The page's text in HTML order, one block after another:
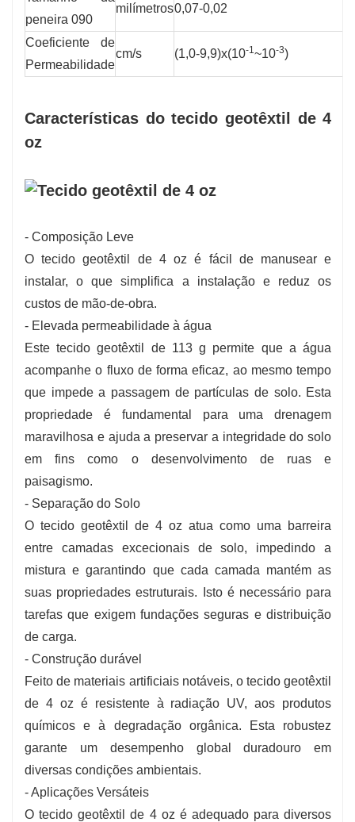
peneira 090
milímetros0,07-0,02
Coeficiente de
Permeabilidade
cm/s (1,0-9,9)x(10-1 ~10-3)
Características do tecido geotêxtil de 4
oz
- Composição Leve
O tecido geotêxtil de 4 oz é fácil de manusear e
instalar, o que simplifica a instalação e reduz os
custos de mão-de-obra.
- Elevada permeabilidade à água
Este tecido geotêxtil de 113 g permite que a água
acompanhe o fluxo de forma eficaz, ao mesmo tempo
que impede a passagem de partículas de solo. Esta
propriedade é fundamental para uma drenagem
maravilhosa e ajuda a preservar a integridade do solo
em fins como o desenvolvimento de ruas e
paisagismo.
- Separação do Solo
O tecido geotêxtil de 4 oz atua como uma barreira
entre camadas excecionais de solo, impedindo a
mistura e garantindo que cada camada mantém as
suas propriedades estruturais. Isto é necessário para
tarefas que exigem fundações seguras e distribuição
de carga.
- Construção durável
Feito de materiais artificiais notáveis, o tecido geotêxtil
de 4 oz é resistente à radiação UV, aos produtos
químicos e à degradação orgânica. Esta robustez
garante um desempenho global duradouro em
diversas condições ambientais.
- Aplicações Versáteis
O tecido geotêxtil de 4 oz é adequado para diversos